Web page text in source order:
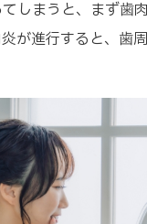
しまうと、まず歯
が進行すると、歯